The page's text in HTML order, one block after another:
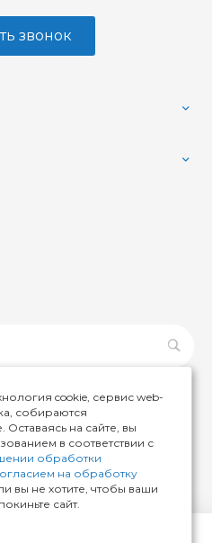
звонок
права защищены
cookie, сервис web-
собираются
Оставаясь на сайте, вы
в соответствии с
обработки
на обработку
вы не хотите, чтобы ваши
сайт.